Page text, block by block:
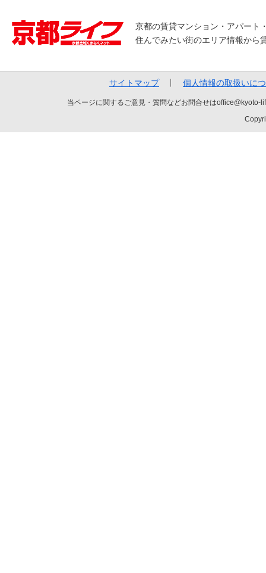
京都の賃貸マンション・アパート
住んでみたい街のエリア情報から
サイトマップ 個人情報の取扱いに
当ページに関するご意見・質問などお問合せは